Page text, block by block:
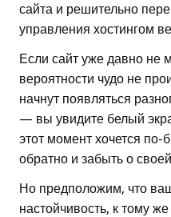
сайта и решительно
управления хостингом
Если сайт уже давно не
вероятности чудо не
начнут появляться
— вы увидите белый
этот момент хочется
обратно и забыть о
Но предположим, что
настойчивость, к тому